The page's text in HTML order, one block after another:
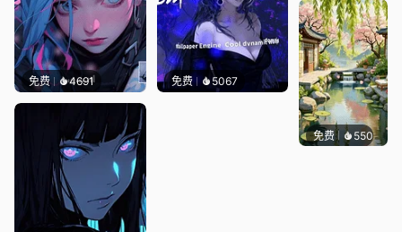
免费 4691 免费 5067
免费 550渔小小